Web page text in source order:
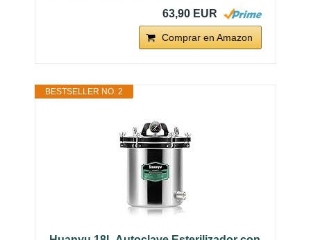
63,90 EUR
Comprar en Amazon
BESTSELLER NO. 2